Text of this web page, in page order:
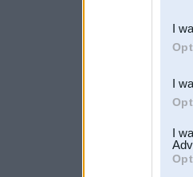
third
I
I
I